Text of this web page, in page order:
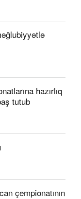
hazırlıq
tutub
çempionatının